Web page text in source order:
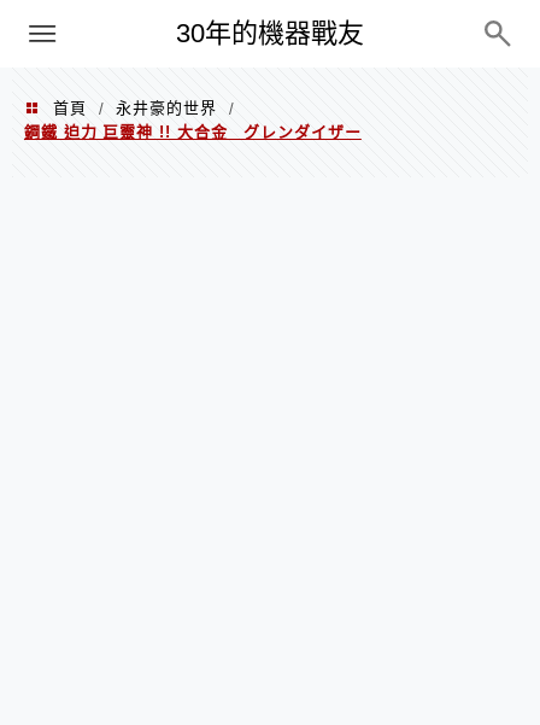
30年的機器戰友
PC
首頁 / 永井豪的世界
/
鋼鐵 迫力 巨靈神 !! 大合金 グレンダイザー